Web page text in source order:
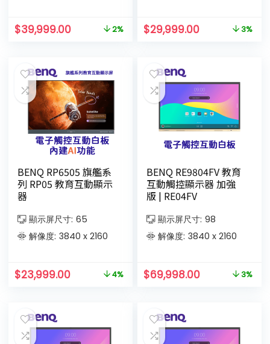
$39,999.00 2% $29,999.00 3%
BENQ RP6505 旗艦系
列 RP05 教育互動顯示
器
顯示屏尺寸: 65
解像度: 3840 x 2160
$23,999.00 4%
BENQ RE9804FV 教育
互動觸控顯示器 加強
版 | RE04FV
顯示屏尺寸: 98
解像度: 3840 x 2160
$69,998.00 3%